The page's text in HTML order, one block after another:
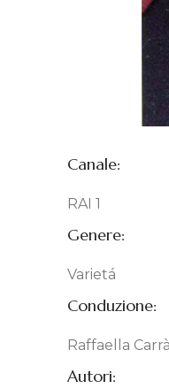
Canale:
RAI 1
Genere:
Varietá
Conduzione:
Raffaella
Autori: